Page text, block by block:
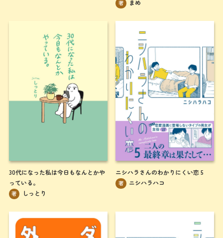
著 まめ
30代になった私は今日もなんとかや
っている。
著 しっとり
ニシハラさんのわかりにくい恋 5
著 ニシハラハコ